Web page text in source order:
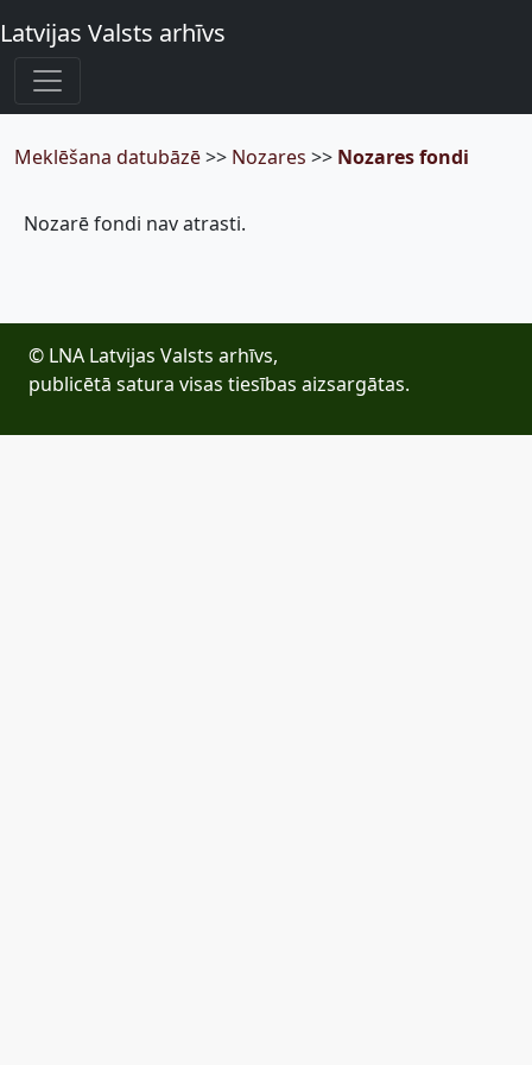
Latvijas Valsts arhīvs
Meklēšana datubāzē>> Nozares >> Nozares fondi
Nozarē fondi nav atrasti.
© LNA Latvijas Valsts arhīvs,
publicētā satura visas tiesības aizsargātas.